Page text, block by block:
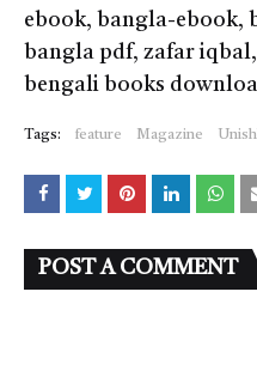
ebook, bangla-ebook,
bangla pdf, zafar
bengali books
Tags: feature Magazine
POST A COMMENT